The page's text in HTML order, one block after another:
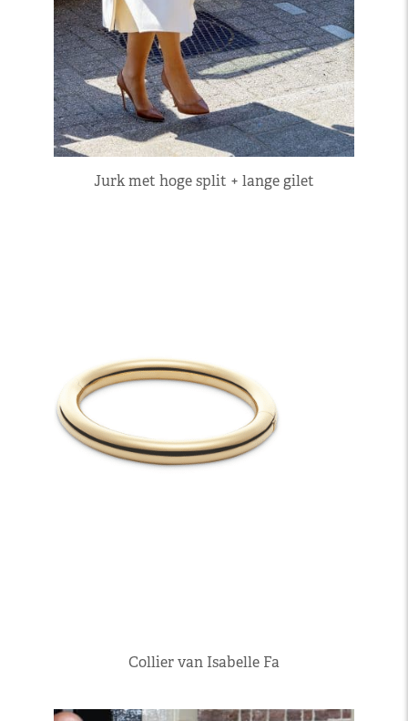
Jurk met hoge split + lange gilet
Collier van Isabelle Fa